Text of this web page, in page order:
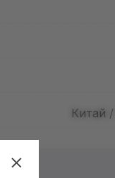
Китай